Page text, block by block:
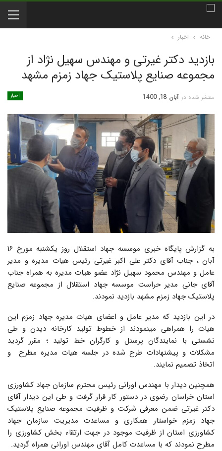
خانه اخبار
بازدید دکتر غیرتی و مهندس سهیل نژاد از
مجموعه صنایع پلاستیک جهاد زمزم مشهد
اخبار منتشر شده در آبان 18, 1400
به گزارش پایگاه خبری موسسه جهاد استقلال روز یکشنبه مورخ ۱۶
آبان ، جناب آقای دکتر علی اکبر غیرتی رئیس هیات مدیره و مدیر
عامل و مهندس محمود سهیل نژاد عضو هیات مدیره به همراه جناب
آقای جانی مدیر حراست موسسه جهاد استقلال از مجموعه صنایع
پلاستیک جهاد زمزم مشهد بازدید نمودند.
در این بازدید که مدیر عامل و اعضای هیات مدیره جهاد زمزم این
هیات را همراهی مینمودند از خطوط تولید کارخانه دیدن و طی
نشستی با نمایندگان پرسنل و کارگران خط تولید ؛ مقرر گردید
مشکلات و پیشنهادات طرح شده در جلسه هیات مدیره مطرح و
اتخاذ تصمیم نمایند.
همچنین دیدار با مهندس اورانی رئیس محترم سازمان جهاد کشاورزی
استان خراسان رضوی در دستور کار قرار گرفت و طی این دیدار آقای
دکتر غیرتی ضمن معرفی شرکت و ظرفیت مجموعه صنایع پلاستیک
جهاد زمزم خواستار همکاری و مساعدت مدیریت سازمان جهاد
کشاورزی استان از ظرفیت موجود در جهت ارتقاء بخش کشاورزی را
مطرح نمودند که با مساعدت کامل آقای مهندس اورانی همراه گردید.